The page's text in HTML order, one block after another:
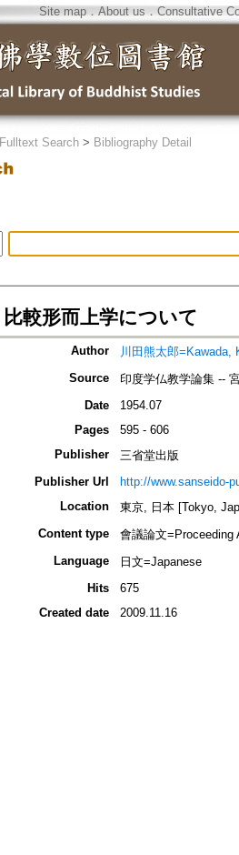
Site map．About us ． Consultative
Fulltext Search > Bibliography Detail
比較形而上学について
Author
川田熊太郎=Kawada,
Source
印度学仏教学論集 --
Date
1954.07
Pages
595 - 606
Publisher
三省堂出版
Publisher Url
http://www.sanseido-
Location
東京, 日本 [Tokyo,
Content type
會議論文=Proceeding
Language
日文=Japanese
Hits
675
Created date
2009.11.16